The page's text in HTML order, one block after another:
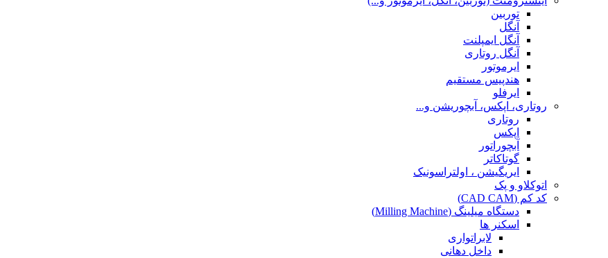
توربین
آنگل
آنگل ایمپلنت
آنگل روتاری
ایرموتور
هندپیس مستقیم
ایرفلو
روتاری، اپکس، آبچوریشن و...
روتاری
اپکس
آبچوراتور
گوتاکاتر
ایریگیشن ، اولتراسونیک
اتوکلاو و پک
کد کم (CAD CAM)
دستگاه میلینگ (Milling Machine)
اسکنر ها
لابراتواری
داخل دهانی